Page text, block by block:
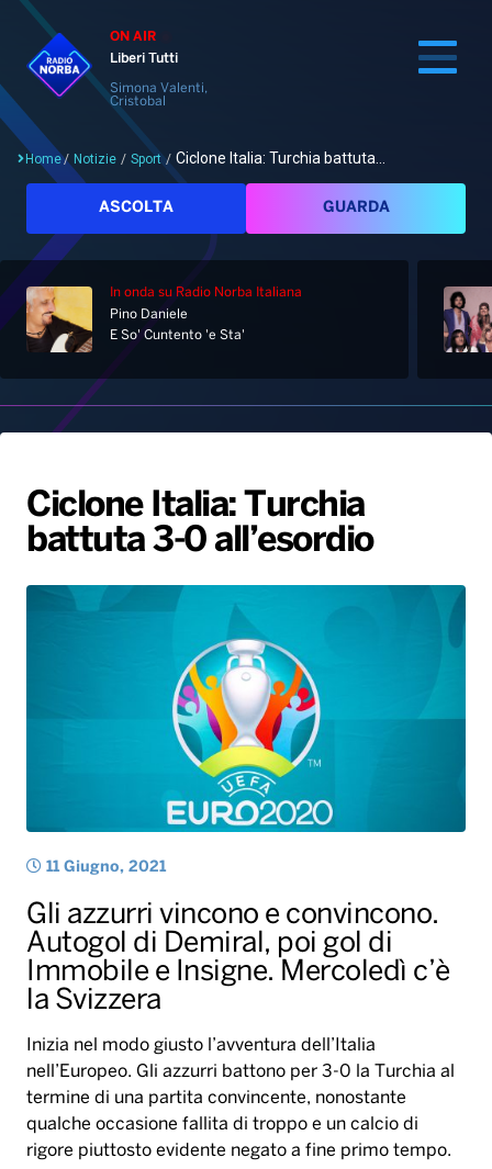
ON AIR
Liberi Tutti
Simona Valenti,
Cristobal
Cerca
Home
Palinsesto
Hit Dance
Giochi&Concorsi
PALATOUR
Notizie
Locali
Musica e Spettacolo
Radio Norba Consiglia
Leggerissime
Playlist
Generale
Novità
Notiziario
Interviste
Oroscopo
Speciale Astrabilia 2026
Gallery
Radio Norba News TV
Voce al Bari
Battiti Live 2026
Gallery
Home/ Notizie / Sport / Ciclone Italia: Turchia battuta...
ASCOLTA GUARDA
In onda su Radio Norba Italiana
Pino Daniele
E So' Cuntento 'e Sta'
Ciclone Italia: Turchia
battuta 3-0 all’esordio
11 Giugno, 2021
Gli azzurri vincono e convincono.
Autogol di Demiral, poi gol di
Immobile e Insigne. Mercoledì c’è
la Svizzera
Inizia nel modo giusto l’avventura dell’Italia
nell’Europeo. Gli azzurri battono per 3-0 la Turchia al
termine di una partita convincente, nonostante
qualche occasione fallita di troppo e un calcio di
rigore piuttosto evidente negato a fine primo tempo.